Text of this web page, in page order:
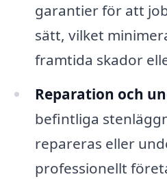
garantier för att
sätt, vilket
framtida skador
Reparation och
befintliga
repareras eller
professionellt